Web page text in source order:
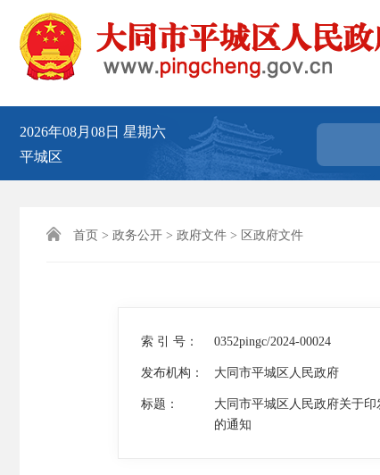
2026年08月08日 星期六
平城区
 首页 > 政务公开 > 政府文件 > 区政府文件
索 引 号： 0352pingc/2024-00024
发布机构： 大同市平城区人民政府
标题：
大同市平城区人民政府关于
的通知